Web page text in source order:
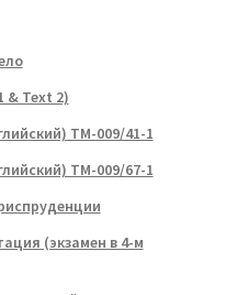
& Text 2)
ТМ-009/41-1
ТМ-009/67-1
(экзамен в 4-м